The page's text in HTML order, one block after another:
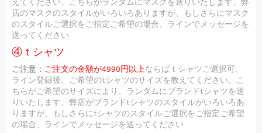
えてください、こちらがランダムにマスクを送りいたします、弊
店のマスクのスタイルがいろいろありますが、もしさらにマスク
のスタイルご選択をご指定ご希望の場合、ラインでメッセージを
送ってください
④ｔシャツ
ご注意： ご注文の金額が4990円以上ならばｔシャツご選択可、
ライン登録後、ご希望のtシャツのサイズを教えてください、こ
ちらがご希望のサイズにより、ランダムにブランドtシャツを送
りいたします、弊店がブランドtシャツのスタイルがいろいろあ
りますが、もしさらにtシャツのスタイルご選択をご指定ご希望
の場合、ラインでメッセージを送ってください